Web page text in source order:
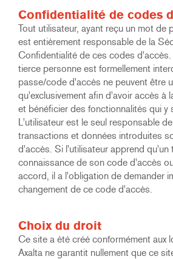
Confidentialité de codes
Tout utilisateur, ayant reçu un mot de
est entièrement responsable de la
Confidentialité de ces codes d'accès.
tierce personne est formellement
passe/code d'accès ne peuvent être
qu'exclusivement afin d'avoir accès à
et bénéficier des fonctionnalités qui y
L'utilisateur est le seul responsable
transactions et données introduites
d'accès. Si l'utilisateur apprend qu'un
connaissance de son code d'accès
accord, il a l'obligation de demander
changement de ce code d'accès.
Choix du droit
Ce site a été créé conformément aux
Axalta ne garantit nullement que ce